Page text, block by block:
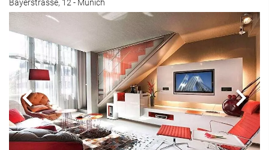
Bayerstrasse, 12 - Múnich
Anterior